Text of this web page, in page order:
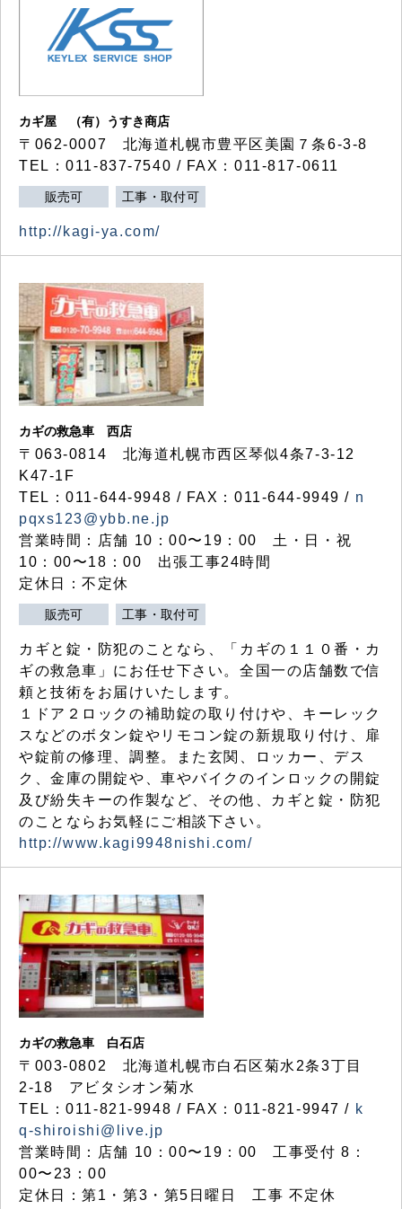
カギ屋 （有）うすき商店
〒062-0007 北海道札幌市豊平区美園７条6-3-8
TEL：011-837-7540 / FAX：011-817-0611
販売可 工事・取付可
http://kagi-ya.com/
カギの救急車 西店
〒063-0814 北海道札幌市西区琴似4条7-3-12
K47-1F
TEL：011-644-9948 / FAX：011-644-9949 / n
pqxs123@ybb.ne.jp
営業時間：店舗 10：00〜19：00 土・日・祝
10：00〜18：00 出張工事24時間
定休日：不定休
販売可 工事・取付可
カギと錠・防犯のことなら、「カギの１１０番・カ
ギの救急車」にお任せ下さい。全国一の店舗数で信
頼と技術をお届けいたします。
１ドア２ロックの補助錠の取り付けや、キーレック
スなどのボタン錠やリモコン錠の新規取り付け、扉
や錠前の修理、調整。また玄関、ロッカー、デス
ク、金庫の開錠や、車やバイクのインロックの開錠
及び紛失キーの作製など、その他、カギと錠・防犯
のことならお気軽にご相談下さい。
http://www.kagi9948nishi.com/
カギの救急車 白石店
〒003-0802 北海道札幌市白石区菊水2条3丁目
2-18 アビタシオン菊水
TEL：011-821-9948 / FAX：011-821-9947 / k
q-shiroishi@live.jp
営業時間：店舗 10：00〜19：00 工事受付 8：
00〜23：00
定休日：第1・第3・第5日曜日 工事 不定休